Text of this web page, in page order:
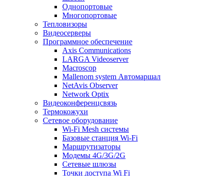
Однопортовые
Многопортовые
Тепловизоры
Видеосерверы
Программное обеспечение
Axis Communications
LARGA Videoserver
Macroscop
Mallenom system Автомаршал
NetAvis Observer
Network Optix
Видеоконференцсвязь
Термокожухи
Сетевое оборудование
Wi-Fi Mesh системы
Базовые станция Wi-Fi
Маршрутизаторы
Модемы 4G/3G/2G
Сетевые шлюзы
Точки доступа Wi Fi